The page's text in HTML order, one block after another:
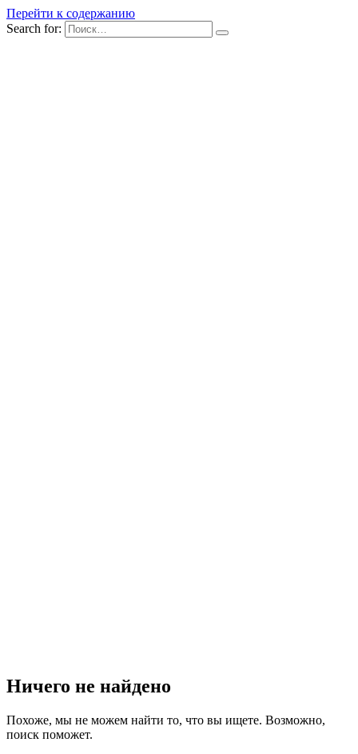
Перейти к содержанию
Search for:
Ничего не найдено
Похоже, мы не можем найти то, что вы ищете. Возможно,
поиск поможет.